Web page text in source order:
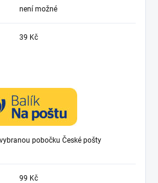
není možné
39 Kč
pobočku České pošty
99 Kč